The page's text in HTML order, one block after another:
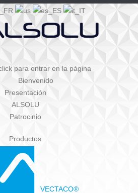
para entrar en la página
Bienvenido
Presentación
ALSOLU
Patrocinio
Productos
VECTACO®